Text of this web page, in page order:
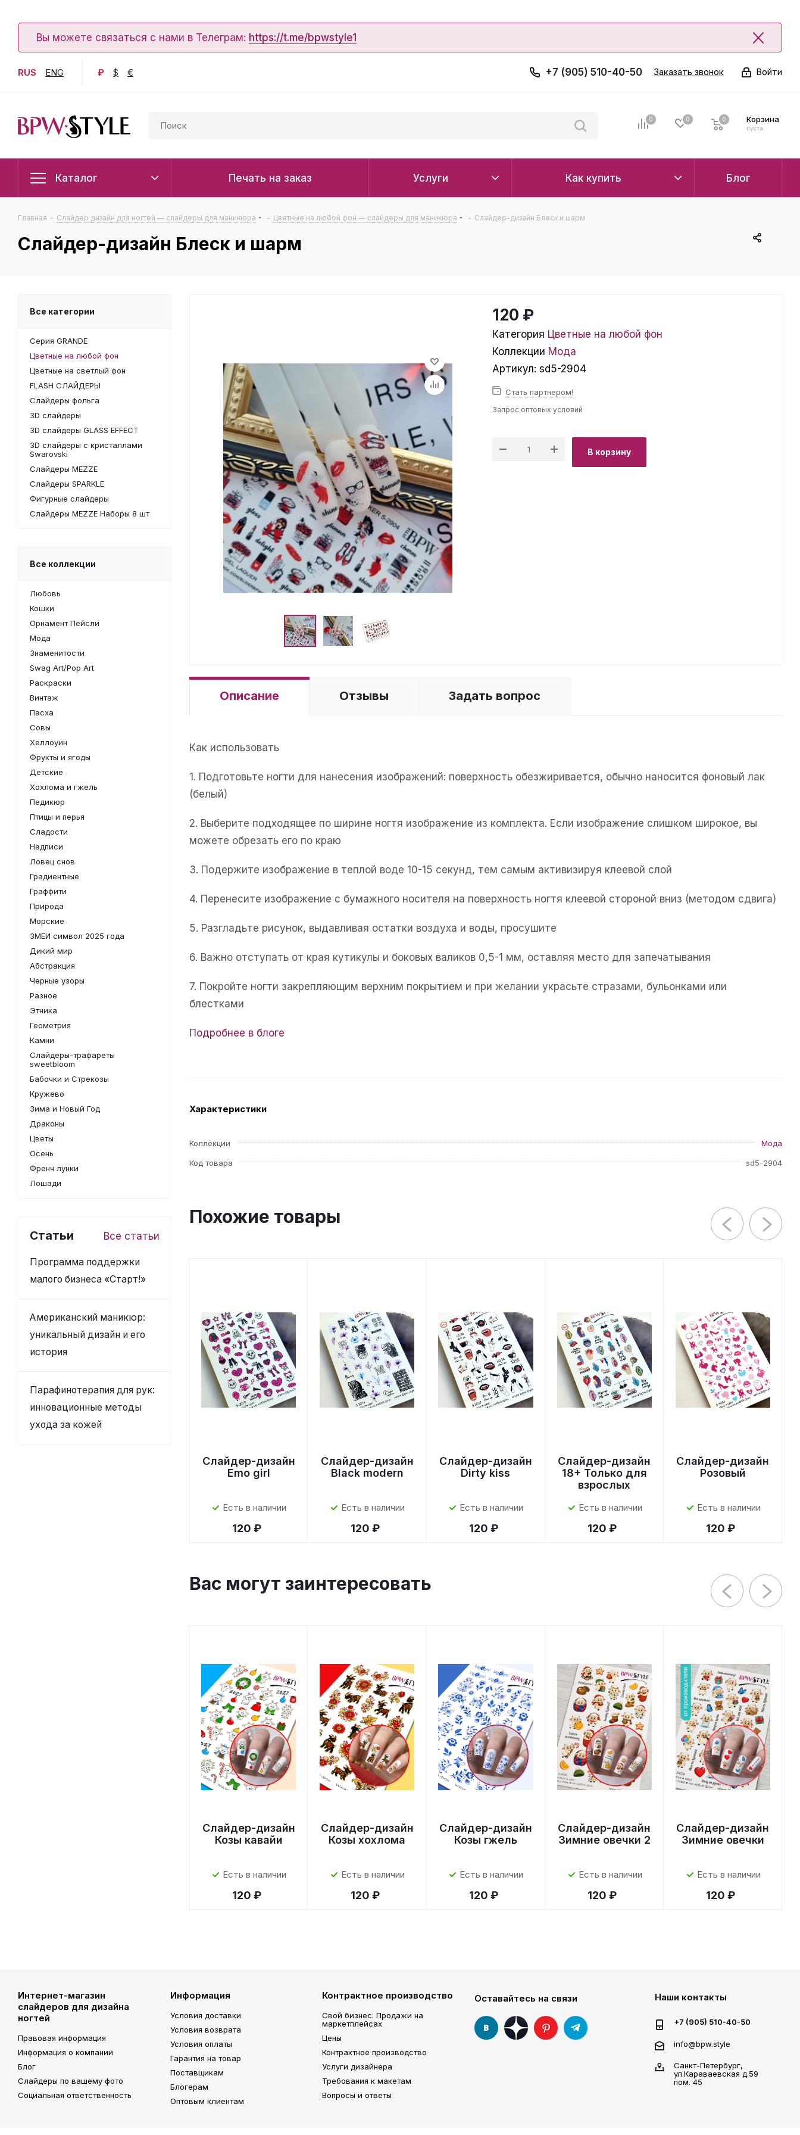
Вы можете связаться с нами в Телеграм: https://t.me/bpwstyle1
RUS ENG ₽ $ € Войти
+7 (905) 510-40-50 Заказать звонок
0 0 Корзина
0
пуста
0
Каталог Печать на заказ Услуги Как купить Блог
Главная - Слайдер дизайн для ногтей — слайдеры для маникюра - Цветные на любой фон — слайдеры для маникюра - Слайдер-дизайн Блеск и шарм
Слайдер-дизайн Блеск и шарм
120 ₽
Категория Цветные на любой фон
Коллекции Мода
Артикул: sd5-2904
Стать партнером!
Запрос оптовых условий
В корзину
Описание Отзывы Задать вопрос
Как использовать
1. Подготовьте ногти для нанесения изображений: поверхность обезжиривается, обычно наносится фоновый лак
(белый)
2. Выберите подходящее по ширине ногтя изображение из комплекта. Если изображение слишком широкое, вы
можете обрезать его по краю
3. Подержите изображение в теплой воде 10-15 секунд, тем самым активизируя клеевой слой
4. Перенесите изображение с бумажного носителя на поверхность ногтя клеевой стороной вниз (методом сдвига)
5. Разгладьте рисунок, выдавливая остатки воздуха и воды, просушите
6. Важно отступать от края кутикулы и боковых валиков 0,5-1 мм, оставляя место для запечатывания
7. Покройте ногти закрепляющим верхним покрытием и при желании украсьте стразами, бульонками или
блестками
Подробнее в блоге
Характеристики
Коллекции Мода
Код товара sd5-2904
Похожие товары
Слайдер-дизайн
Emo girl
Есть в наличии
120 ₽
Слайдер-дизайн
Black modern
Есть в наличии
120 ₽
Слайдер-дизайн
Dirty kiss
Есть в наличии
120 ₽
Слайдер-дизайн
18+ Только для
взрослых
Есть в наличии
120 ₽
Слайдер-дизайн
Розовый
Есть в наличии
120 ₽
Вас могут заинтересовать
Слайдер-дизайн
Козы кавайи
Есть в наличии
120 ₽
Слайдер-дизайн
Козы хохлома
Есть в наличии
120 ₽
Слайдер-дизайн
Козы гжель
Есть в наличии
120 ₽
Слайдер-дизайн
Зимние овечки 2
Есть в наличии
120 ₽
Слайдер-дизайн
Зимние овечки
Есть в наличии
120 ₽
Все категории
Серия GRANDE
Цветные на любой фон
Цветные на светлый фон
FLASH СЛАЙДЕРЫ
Слайдеры фольга
3D слайдеры
3D слайдеры GLASS EFFECT
3D слайдеры с кристаллами
Swarovski
Слайдеры MEZZE
Слайдеры SPARKLE
Фигурные слайдеры
Слайдеры MEZZE Наборы 8 шт
Все коллекции
Любовь
Кошки
Орнамент Пейсли
Мода
Знаменитости
Swag Art/Pop Art
Раскраски
Винтаж
Пасха
Совы
Хеллоуин
Фрукты и ягоды
Детские
Хохлома и гжель
Педикюр
Птицы и перья
Сладости
Надписи
Ловец снов
Градиентные
Граффити
Природа
Морские
ЗМЕИ символ 2025 года
Дикий мир
Абстракция
Черные узоры
Разное
Этника
Геометрия
Камни
Слайдеры-трафареты
sweetbloom
Бабочки и Стрекозы
Кружево
Зима и Новый Год
Драконы
Цветы
Осень
Френч лунки
Лошади
Статьи Все статьи
Программа поддержки
малого бизнеса «Старт!»
Американский маникюр:
уникальный дизайн и его
история
Парафинотерапия для рук:
инновационные методы
ухода за кожей
Интернет-магазин
слайдеров для дизайна
ногтей
Правовая информация
Информация о компании
Блог
Слайдеры по вашему фото
Социальная ответственность
Информация
Условия доставки
Условия возврата
Условия оплаты
Гарантия на товар
Поставщикам
Блогерам
Оптовым клиентам
Контрактное производство
Свой бизнес: Продажи на
маркетплейсах
Цены
Контрактное производство
Услуги дизайнера
Требования к макетам
Вопросы и ответы
Оставайтесь на связи Наши контакты
+7 (905) 510-40-50
info@bpw.style
Санкт-Петербург,
ул.Караваевская д.59
пом. 45